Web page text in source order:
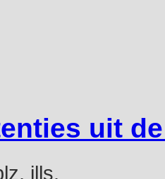
uit
ills.